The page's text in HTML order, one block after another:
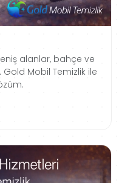
alanlar, bahçe ve
Mobil Temizlik ile